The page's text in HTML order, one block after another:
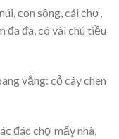
con sông, cái chợ,
đa đa, có vài chú tiều
vắng: cỏ cây chen
đác chợ mấy nhà,